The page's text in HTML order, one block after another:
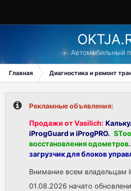
Автомобильный
Главная Диагностика и ремонт
Рекламные объявления:
Продажи от Vasilich:
iProgGuard и iProgPRO.
восстановления одометров.
загрузчик для блоков
Внимание всем владельцам
01.08.2026 начато